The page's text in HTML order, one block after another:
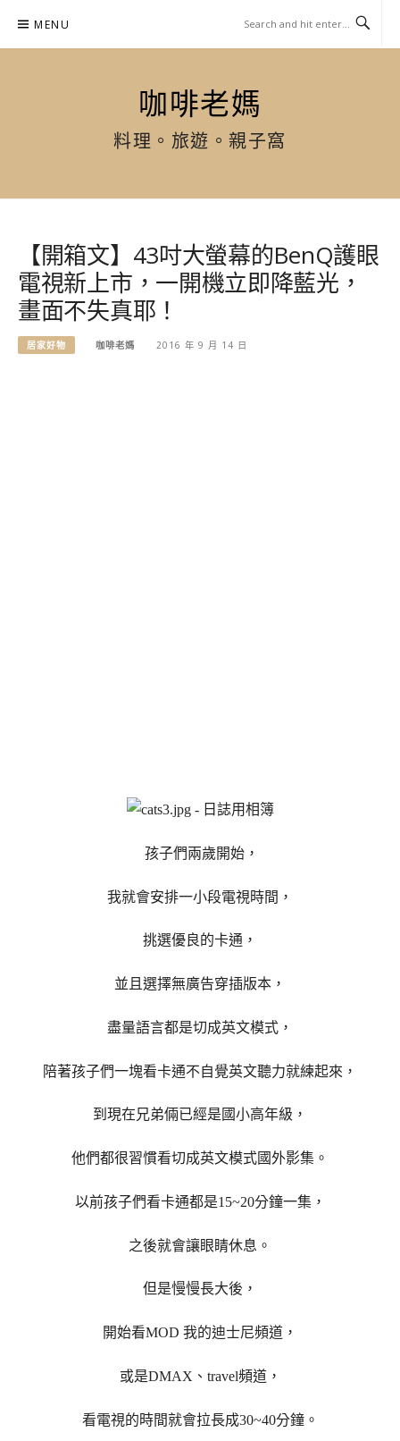
content
MENU
咖啡老媽
料理。旅遊。親子窩
【開箱文】43吋大螢幕的BenQ護眼
電視新上市，一開機立即降藍光，
畫面不失真耶！
居家好物 咖啡老媽 2016 年 9 月 14 日
孩子們兩歲開始，
我就會安排一小段電視時間，
挑選優良的卡通，
並且選擇無廣告穿插版本，
盡量語言都是切成英文模式，
陪著孩子們一塊看卡通不自覺英文聽力就練起來，
到現在兄弟倆已經是國小高年級，
他們都很習慣看切成英文模式國外影集。
以前孩子們看卡通都是15~20分鐘一集，
之後就會讓眼睛休息。
但是慢慢長大後，
開始看MOD 我的迪士尼頻道，
或是DMAX、travel頻道，
看電視的時間就會拉長成30~40分鐘。